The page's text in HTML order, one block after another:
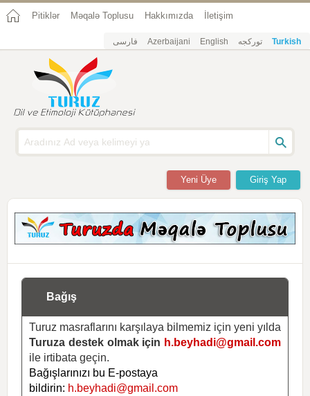
Pitiklər Məqalə Toplusu Hakkımızda İletişim
فارسی Azerbaijani English تورکجه Turkish
Giriş Yap
Yeni Üye
Bağış
Turuz masraflarını karşılaya bilmemiz için yeni yılda
Turuza destek olmak için h.beyhadi@gmail.com
ile irtibata geçin.
Bağışlarınızı bu E-postaya
bildirin: h.beyhadi@gmail.com